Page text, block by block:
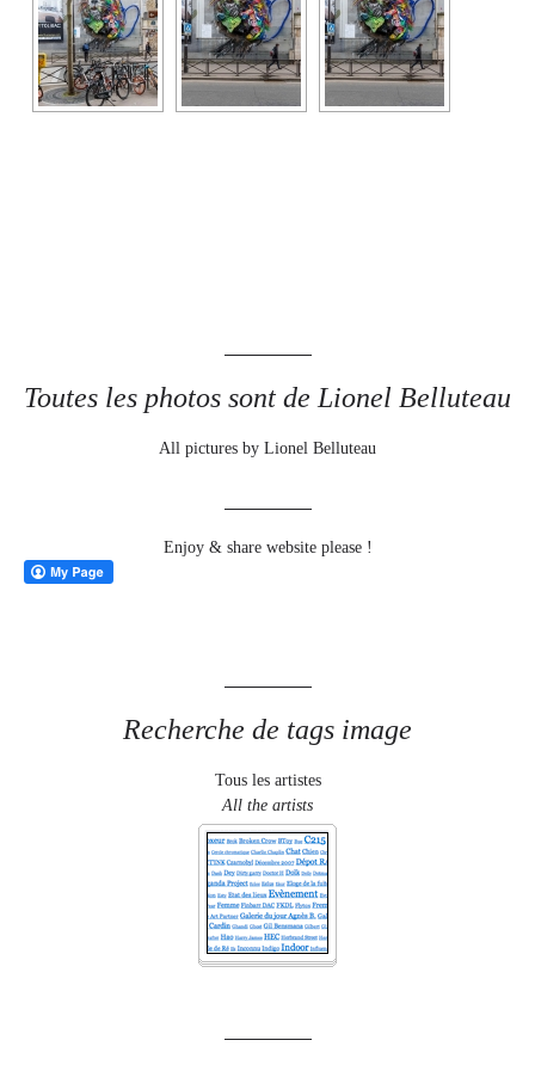
Toutes les photos sont de Lionel Belluteau
All pictures by Lionel Belluteau
Enjoy & share website please !
Recherche de tags image
Tous les artistes
All the artists